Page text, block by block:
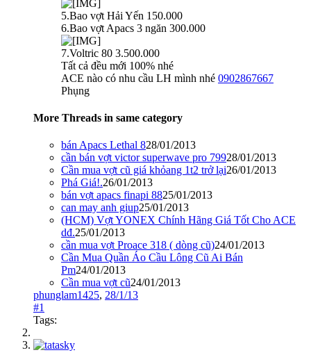
5.Bao vợt Hải Yến 150.000
6.Bao vợt Apacs 3 ngăn 300.000
7.Voltric 80 3.500.000
Tất cả đều mới 100% nhé
ACE nào có nhu cầu LH mình nhé 0902867667
Phụng
More Threads in same category
bán Apacs Lethal 828/01/2013
cần bán vợt victor superwave pro 79928/01/2013
Cần mua vợt cũ giá khỏang 1t2 trở lại26/01/2013
Phá Giá!.26/01/2013
bán vợt apacs finapi 8825/01/2013
can may anh giup25/01/2013
(HCM) Vợt YONEX Chính Hãng Giá Tốt Cho ACE
dđ.25/01/2013
cần mua vợt Proace 318 ( dòng cũ)24/01/2013
Cần Mua Quần Áo Cầu Lông Cũ Ai Bán
Pm24/01/2013
Cần mua vợt cũ24/01/2013
phunglam1425, 28/1/13
#1
Tags: